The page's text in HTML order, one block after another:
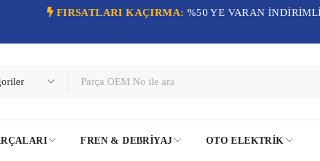
FIRSATLARI KAÇIRMA: %50 YE VARAN
FREN & DEBRIYAJ OTO ELEKTRIK